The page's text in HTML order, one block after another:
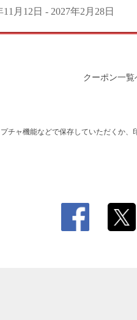
11月12日 - 2027年2月28日
クーポン一覧
ャ機能などで保存していただくか、